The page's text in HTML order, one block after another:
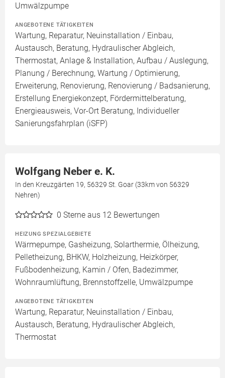
Umwälzpumpe
ANGEBOTENE TÄTIGKEITEN
Wartung, Reparatur, Neuinstallation / Einbau,
Austausch, Beratung, Hydraulischer Abgleich,
Thermostat, Anlage & Installation, Aufbau / Auslegung,
Planung / Berechnung, Wartung / Optimierung,
Erweiterung, Renovierung, Renovierung / Badsanierung,
Erstellung Energiekonzept, Fördermittelberatung,
Energieausweis, Vor-Ort Beratung, Individueller
Sanierungsfahrplan (iSFP)
Wolfgang Neber e. K.
In den Kreuzgärten 19, 56329 St. Goar (33km von 56329
Nehren)
0 Sterne aus 12 Bewertungen
HEIZUNG SPEZIALGEBIETE
Wärmepumpe, Gasheizung, Solarthermie, Ölheizung,
Pelletheizung, BHKW, Holzheizung, Heizkörper,
Fußbodenheizung, Kamin / Ofen, Badezimmer,
Wohnraumlüftung, Brennstoffzelle, Umwälzpumpe
ANGEBOTENE TÄTIGKEITEN
Wartung, Reparatur, Neuinstallation / Einbau,
Austausch, Beratung, Hydraulischer Abgleich,
Thermostat